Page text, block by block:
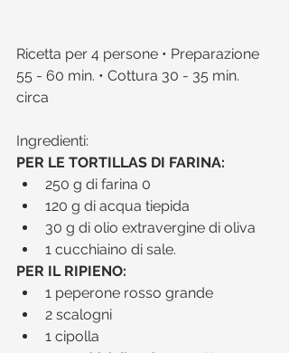
Ricetta per 4 persone • Preparazione
55 - 60 min. • Cottura 30 - 35 min.
circa
Ingredienti:​
PER LE TORTILLAS DI FARINA:
250 g di farina 0
120 g di acqua tiepida
30 g di olio extravergine di oliva
1 cucchiaino di sale.
PER IL RIPIENO:
1 peperone rosso grande
2 scalogni
1 cipolla